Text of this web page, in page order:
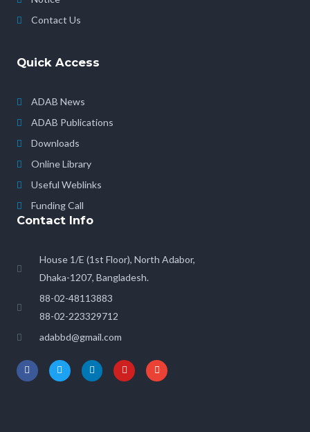
Contact Us
Quick Access
ADAB News
ADAB Publications
Downloads
Online Library
Useful Weblinks
Funding Call
Contact Info
House 1/E (1st Floor), North Adabor,
Dhaka-1207, Bangladesh.
88-02-48113883
88-02-223329712
adabbd@gmail.com